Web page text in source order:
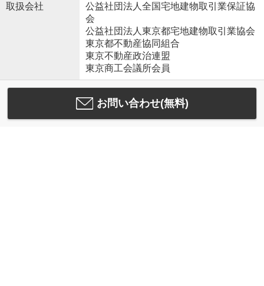
取扱会社
公益社団法人全国宅地建物取引業保証協
会
公益社団法人東京都宅地建物取引業協会
東京都不動産協同組合
東京不動産政治連盟
東京商工会議所会員
お問い合わせ(無料)